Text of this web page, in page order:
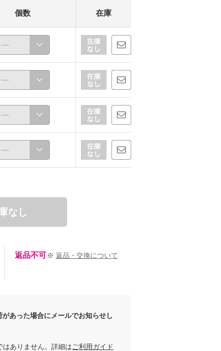
162cm
個数 在庫
なし
返品不可 ※ 返品・交換について
あった場合にメールでお知らせし
ありません。詳細は ご利用ガイド